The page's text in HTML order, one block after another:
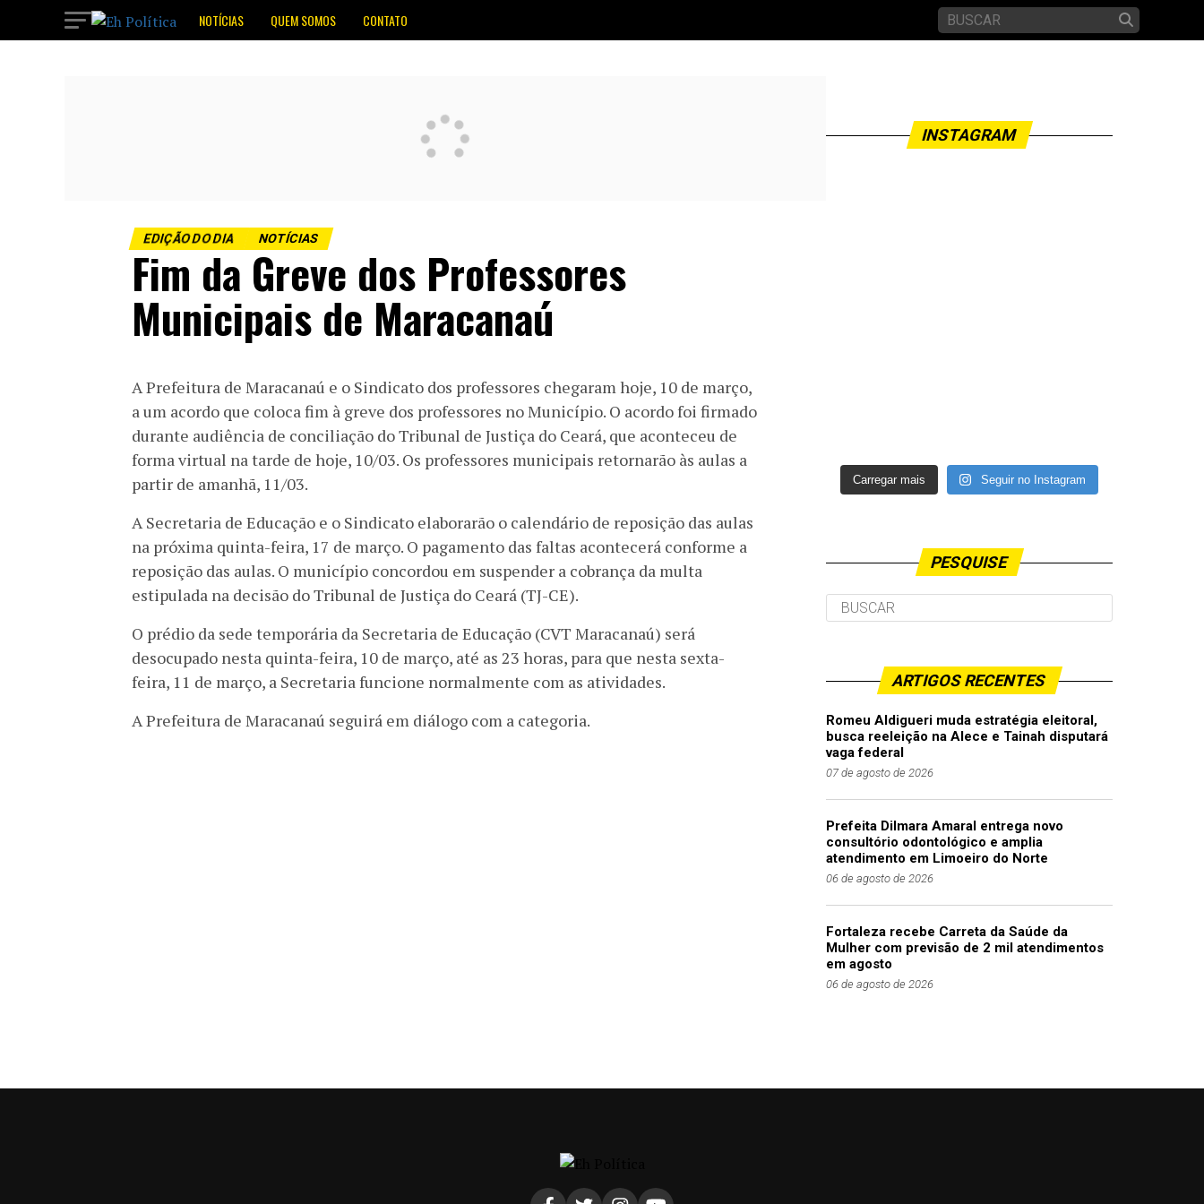
NOTÍCIAS QUEM SOMOS CONTATO
EDIÇÃO DO DIA NOTÍCIAS
Fim da Greve dos Professores
Municipais de Maracanaú
A Prefeitura de Maracanaú e o Sindicato dos professores chegaram hoje, 10 de março,
a um acordo que coloca fim à greve dos professores no Município. O acordo foi firmado
durante audiência de conciliação do Tribunal de Justiça do Ceará, que aconteceu de
forma virtual na tarde de hoje, 10/03. Os professores municipais retornarão às aulas a
partir de amanhã, 11/03.
A Secretaria de Educação e o Sindicato elaborarão o calendário de reposição das aulas
na próxima quinta-feira, 17 de março. O pagamento das faltas acontecerá conforme a
reposição das aulas. O município concordou em suspender a cobrança da multa
estipulada na decisão do Tribunal de Justiça do Ceará (TJ-CE).
O prédio da sede temporária da Secretaria de Educação (CVT Maracanaú) será
desocupado nesta quinta-feira, 10 de março, até as 23 horas, para que nesta sexta-
feira, 11 de março, a Secretaria funcione normalmente com as atividades.
A Prefeitura de Maracanaú seguirá em diálogo com a categoria.
INSTAGRAM
Carregar mais Seguir no Instagram
PESQUISE
ARTIGOS RECENTES
Romeu Aldigueri muda estratégia eleitoral,
busca reeleição na Alece e Tainah disputará
vaga federal
07 de agosto de 2026
Prefeita Dilmara Amaral entrega novo
consultório odontológico e amplia
atendimento em Limoeiro do Norte
06 de agosto de 2026
Fortaleza recebe Carreta da Saúde da
Mulher com previsão de 2 mil atendimentos
em agosto
06 de agosto de 2026